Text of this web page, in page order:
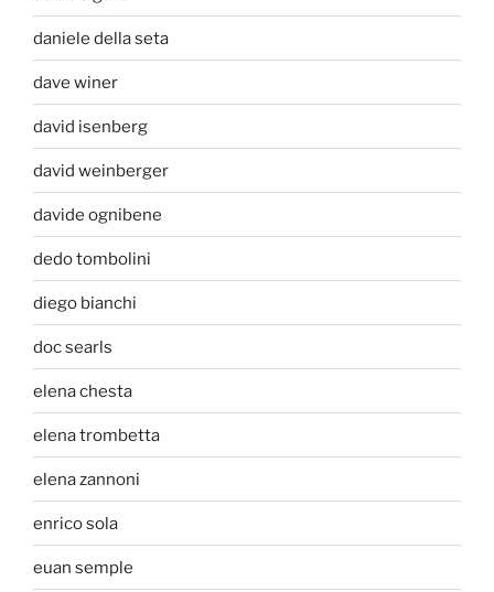
daniele della seta
dave winer
david isenberg
david weinberger
davide ognibene
dedo tombolini
diego bianchi
doc searls
elena chesta
elena trombetta
elena zannoni
enrico sola
euan semple